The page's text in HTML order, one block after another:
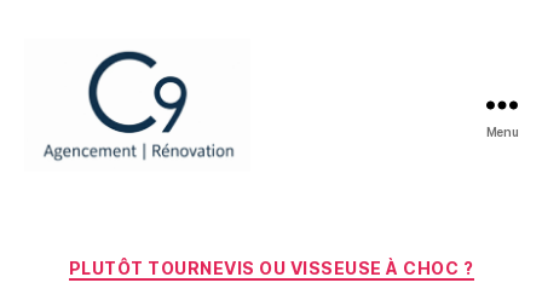
Menu
Catégories
PLUTÔT TOURNEVIS OU VISSEUSE À CHOC ?